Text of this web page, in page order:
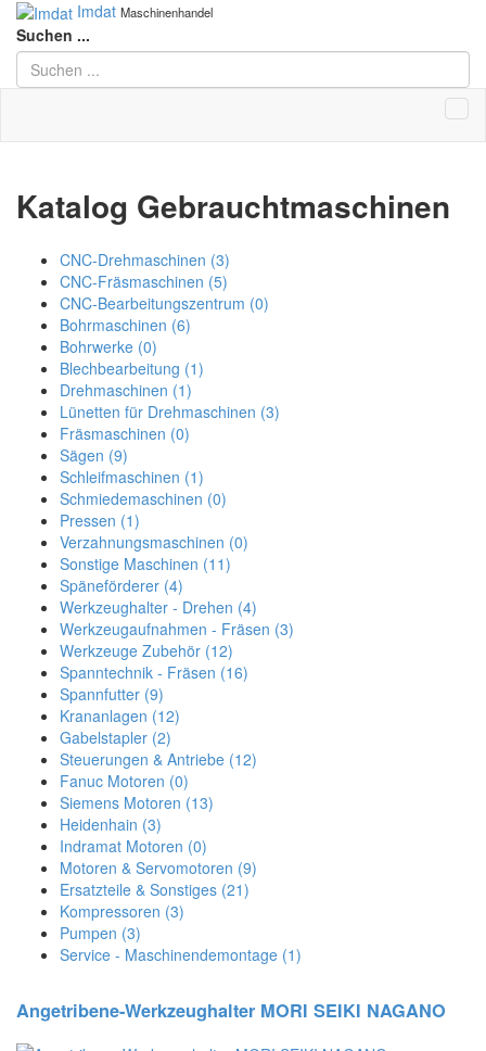
Imdat Maschinenhandel
Suchen ...
Katalog Gebrauchtmaschinen
CNC-Drehmaschinen (3)
CNC-Fräsmaschinen (5)
CNC-Bearbeitungszentrum (0)
Bohrmaschinen (6)
Bohrwerke (0)
Blechbearbeitung (1)
Drehmaschinen (1)
Lünetten für Drehmaschinen (3)
Fräsmaschinen (0)
Sägen (9)
Schleifmaschinen (1)
Schmiedemaschinen (0)
Pressen (1)
Verzahnungsmaschinen (0)
Sonstige Maschinen (11)
Späneförderer (4)
Werkzeughalter - Drehen (4)
Werkzeugaufnahmen - Fräsen (3)
Werkzeuge Zubehör (12)
Spanntechnik - Fräsen (16)
Spannfutter (9)
Krananlagen (12)
Gabelstapler (2)
Steuerungen & Antriebe (12)
Fanuc Motoren (0)
Siemens Motoren (13)
Heidenhain (3)
Indramat Motoren (0)
Motoren & Servomotoren (9)
Ersatzteile & Sonstiges (21)
Kompressoren (3)
Pumpen (3)
Service - Maschinendemontage (1)
Angetribene-Werkzeughalter MORI SEIKI NAGANO